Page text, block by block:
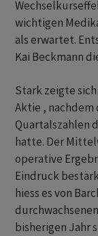
wichtigen
als erwartet.
Kai Beckmann
Stark zeigte
Aktie , nachdem
Quartalszahlen
hatte. Der
operative
Eindruck
hiess es von
bisherigen Jahr